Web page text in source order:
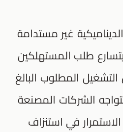
غير مستدامة
طلب المستهلكين
المطلوب البالغ
الشركات المصنعة
في استنزاف